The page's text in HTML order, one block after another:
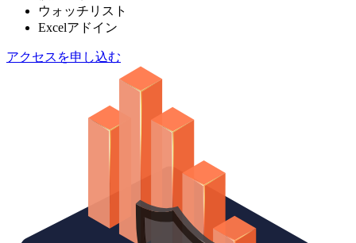
ウォッチリスト
Excelアドイン
アクセスを申し込む